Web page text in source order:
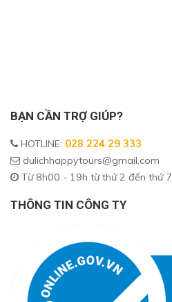
BẠN CẦN TRỢ GIÚP?
HOTLINE: 028 224 29 333
dulichhappytours@gmail.com
Từ 8h00 - 19h từ thứ 2 đến thứ 7
THÔNG TIN CÔNG TY